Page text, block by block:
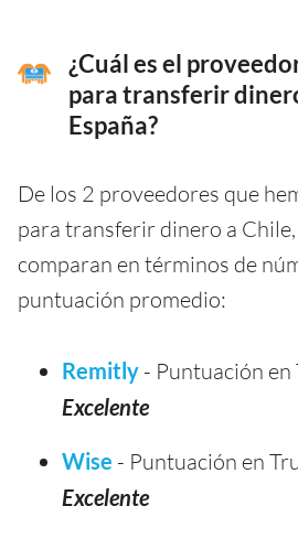
¿Cuál es el
para transferir
España?
De los 2 proveedores que
para transferir dinero a Chile,
comparan en términos de
puntuación promedio:
Remitly - Puntuación
Excelente
Wise - Puntuación en
Excelente